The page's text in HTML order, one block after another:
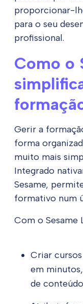
proporcionar-
para o seu
profissional.
Como o
Gerir a
forma
muito mais
Integrado
Sesame,
formativo num
Com o Sesame
Criar
em
de